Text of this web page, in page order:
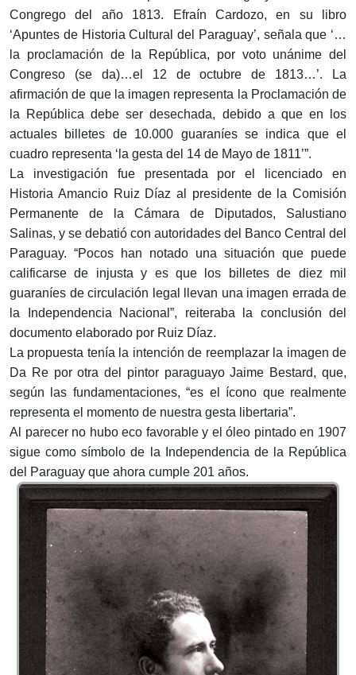
Congrego del año 1813. Efraín Cardozo, en su libro
‘Apuntes de Historia Cultural del Paraguay’, señala que ‘…
la proclamación de la República, por voto unánime del
Congreso (se da)…el 12 de octubre de 1813…’. La
afirmación de que la imagen representa la Proclamación de
la República debe ser desechada, debido a que en los
actuales billetes de 10.000 guaraníes se indica que el
cuadro representa ‘la gesta del 14 de Mayo de 1811’”.
La investigación fue presentada por el licenciado en
Historia Amancio Ruiz Díaz al presidente de la Comisión
Permanente de la Cámara de Diputados, Salustiano
Salinas, y se debatió con autoridades del Banco Central del
Paraguay. “Pocos han notado una situación que puede
calificarse de injusta y es que los billetes de diez mil
guaraníes de circulación legal llevan una imagen errada de
la Independencia Nacional”, reiteraba la conclusión del
documento elaborado por Ruiz Díaz.
La propuesta tenía la intención de reemplazar la imagen de
Da Re por otra del pintor paraguayo Jaime Bestard, que,
según las fundamentaciones, “es el ícono que realmente
representa el momento de nuestra gesta libertaria”.
Al parecer no hubo eco favorable y el óleo pintado en 1907
sigue como símbolo de la Independencia de la República
del Paraguay que ahora cumple 201 años.